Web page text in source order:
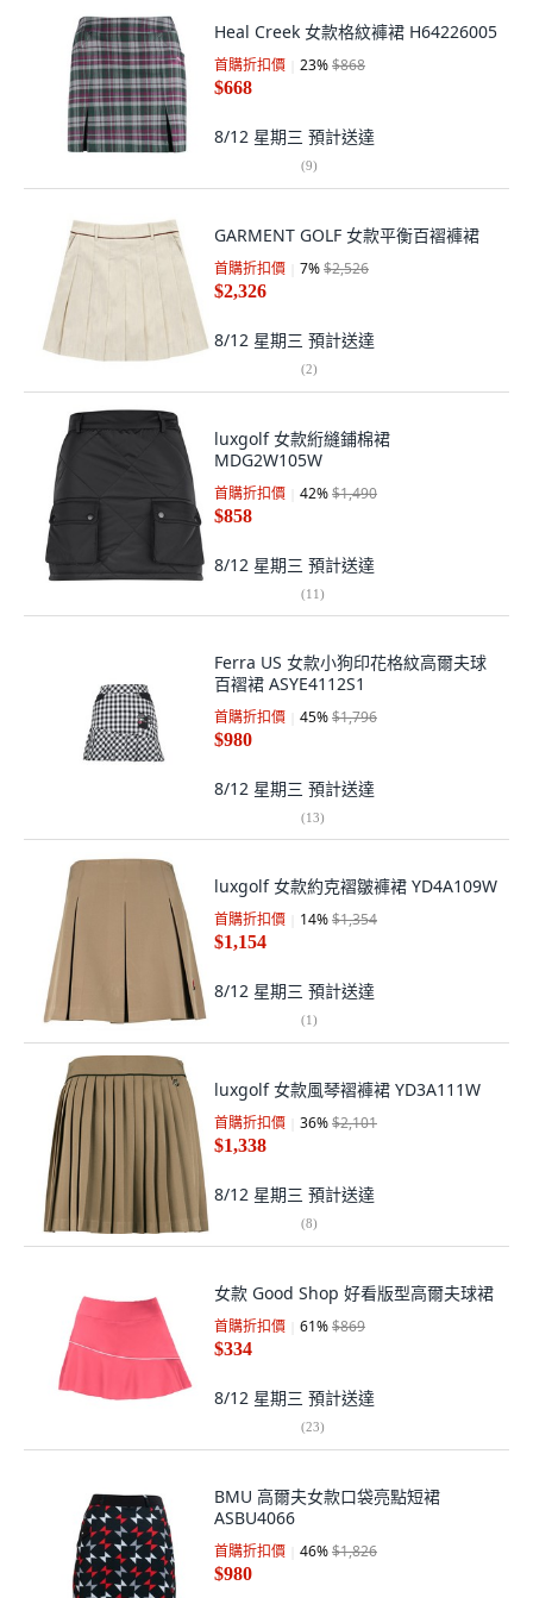
Heal Creek 女款格紋褲裙 H64226005
首購折扣價 23%$868
$668
8/12 星期三 預計送達
(9)
GARMENT GOLF 女款平衡百褶褲裙
首購折扣價 7%$2,526
$2,326
8/12 星期三 預計送達
(2)
luxgolf 女款絎縫鋪棉裙
MDG2W105W
首購折扣價 42%$1,490
$858
8/12 星期三 預計送達
(11)
Ferra US 女款小狗印花格紋高爾夫球
百褶裙 ASYE4112S1
首購折扣價 45%$1,796
$980
8/12 星期三 預計送達
(13)
luxgolf 女款約克褶皺褲裙 YD4A109W
首購折扣價 14%$1,354
$1,154
8/12 星期三 預計送達
(1)
luxgolf 女款風琴褶褲裙 YD3A111W
首購折扣價 36%$2,101
$1,338
8/12 星期三 預計送達
(8)
女款 Good Shop 好看版型高爾夫球裙
首購折扣價 61%$869
$334
8/12 星期三 預計送達
(23)
BMU 高爾夫女款口袋亮點短裙
ASBU4066
首購折扣價 46%$1,826
$980